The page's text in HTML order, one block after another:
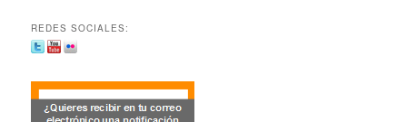
REDES SOCIALES: